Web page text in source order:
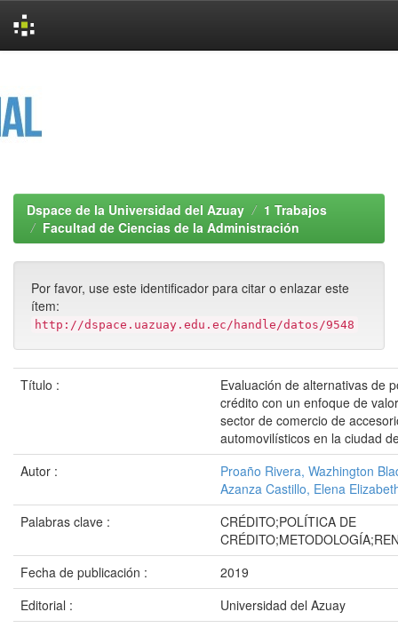
Dspace de la Universidad del Azuay
1 Trabajos
Facultad de Ciencias de la Administración
Por favor, use este identificador para citar o enlazar este
ítem:
http://dspace.uazuay.edu.ec/handle/datos/9548
Título :
Evaluación de alternativas de
crédito con un enfoque de
sector de comercio de
automovilísticos en la ciudad
Autor :
Proaño Rivera, Wazhington
Azanza Castillo, Elena
Palabras clave :
CRÉDITO;POLÍTICA DE
Fecha de publicación :
2019
Editorial :
Universidad del Azuay